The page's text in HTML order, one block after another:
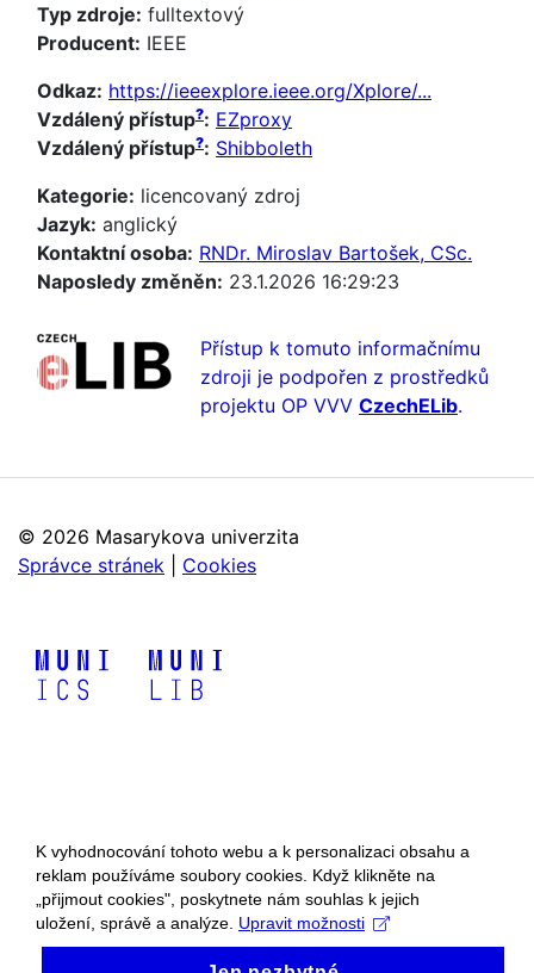
Typ zdroje: fulltextový
Producent: IEEE
Odkaz: https://ieeexplore.ieee.org/Xplore/...
Vzdálený přístup?: EZproxy
Vzdálený přístup?: Shibboleth
Kategorie: licencovaný zdroj
Jazyk: anglický
Kontaktní osoba: RNDr. Miroslav Bartošek, CSc.
Naposledy změněn: 23.1.2026 16:29:23
Přístup k tomuto informačnímu
zdroji je podpořen z prostředků
projektu OP VVV CzechELib.
© 2026 Masarykova univerzita
Správce stránek
Cookies
K vyhodnocování tohoto webu a k personalizaci obsahu a
reklam používáme soubory cookies. Když klikněte na
„přijmout cookies", poskytnete nám souhlas k jejich
uložení, správě a analýze. Upravit možnosti